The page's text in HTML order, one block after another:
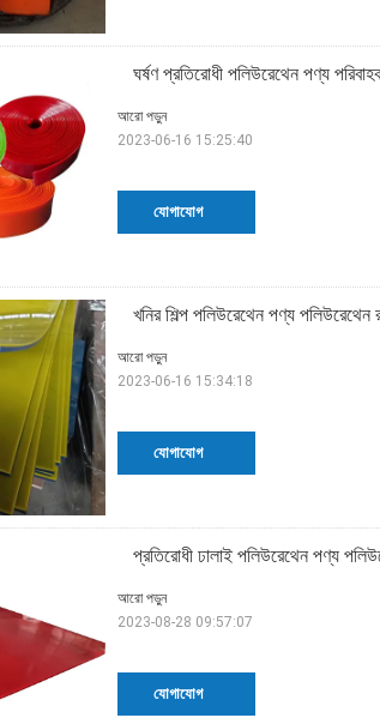
ঘর্ষণ প্রতিরোধী পলিউরেথেন পণ্য পরিবাহক
যোগাযোগ
আরো পড়ুন
2023-06-16 15:25:40
খনির শিল্প পলিউরেথেন পণ্য পলিউরেথেন
যোগাযোগ
আরো পড়ুন
2023-06-16 15:34:18
প্রতিরোধী ঢালাই পলিউরেথেন পণ্য
যোগাযোগ
আরো পড়ুন
2023-08-28 09:57:07